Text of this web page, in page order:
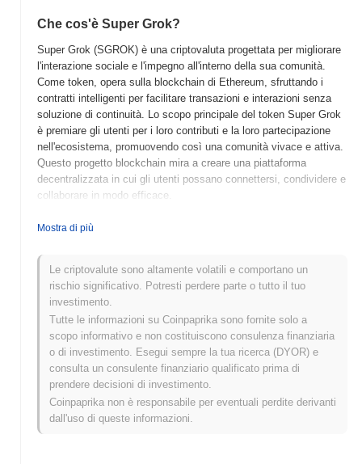
Che cos'è Super Grok?
Super Grok (SGROK) è una criptovaluta progettata per migliorare
l'interazione sociale e l'impegno all'interno della sua comunità.
Come token, opera sulla blockchain di Ethereum, sfruttando i
contratti intelligenti per facilitare transazioni e interazioni senza
soluzione di continuità. Lo scopo principale del token Super Grok
è premiare gli utenti per i loro contributi e la loro partecipazione
nell'ecosistema, promuovendo così una comunità vivace e attiva.
Questo progetto blockchain mira a creare una piattaforma
decentralizzata in cui gli utenti possano connettersi, condividere e
collaborare in modo efficace.
Quando e come è iniziato Super Grok?
sviluppatori focalizzati sulla creazione di una piattaforma
decentralizzata per progetti guidati dalla comunità. Il progetto ha
guadagnato slancio con la sua prima quotazione su vari exchange
di criptovalute, aumentando la sua visibilità e accessibilità per gli
investitori. I primi traguardi nello sviluppo hanno incluso
partnership con altri progetti blockchain e un coinvolgimento attivo
negli sforzi di costruzione della comunità, che hanno aiutato a
stabilire la presenza di Super Grok nel competitivo panorama
delle criptovalute.
Cosa ci aspetta per Super Grok?
Mostra di più
Le criptovalute sono altamente volatili e comportano un
rischio significativo. Potresti perdere parte o tutto il tuo
investimento.
Tutte le informazioni su Coinpaprika sono fornite solo a
scopo informativo e non costituiscono consulenza finanziaria
o di investimento. Esegui sempre la tua ricerca (DYOR) e
consulta un consulente finanziario qualificato prima di
prendere decisioni di investimento.
Coinpaprika non è responsabile per eventuali perdite derivanti
dall'uso di queste informazioni.